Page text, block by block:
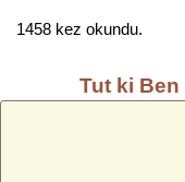
1458 kez okundu.
Tut ki Ben